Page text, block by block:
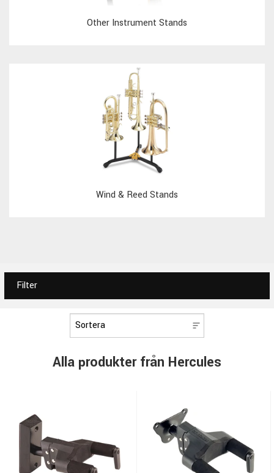
Other Instrument Stands
Wind & Reed Stands
Filter
Alla produkter från Hercules